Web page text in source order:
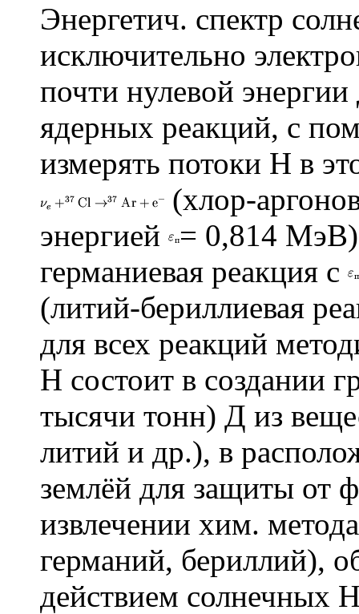
Энергетич. спектр
исключительно
почти нулевой
ядерных реакций, с
измерять потоки Н в
(хлор-
энергией
= 0,814
германиевая реакция с
(литий-бериллиевая
для всех реакций
Н состоит в создании
тысячи тонн) Д из
литий и др.), в
землёй для защиты от
извлечении хим.
германий, бериллий),
действием солнечных